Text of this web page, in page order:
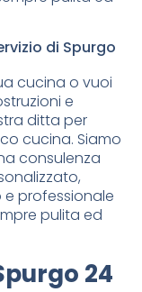
di Spurgo
cucina o vuoi
e
ditta per
cucina. Siamo
consulenza
professionale
pulita ed
24